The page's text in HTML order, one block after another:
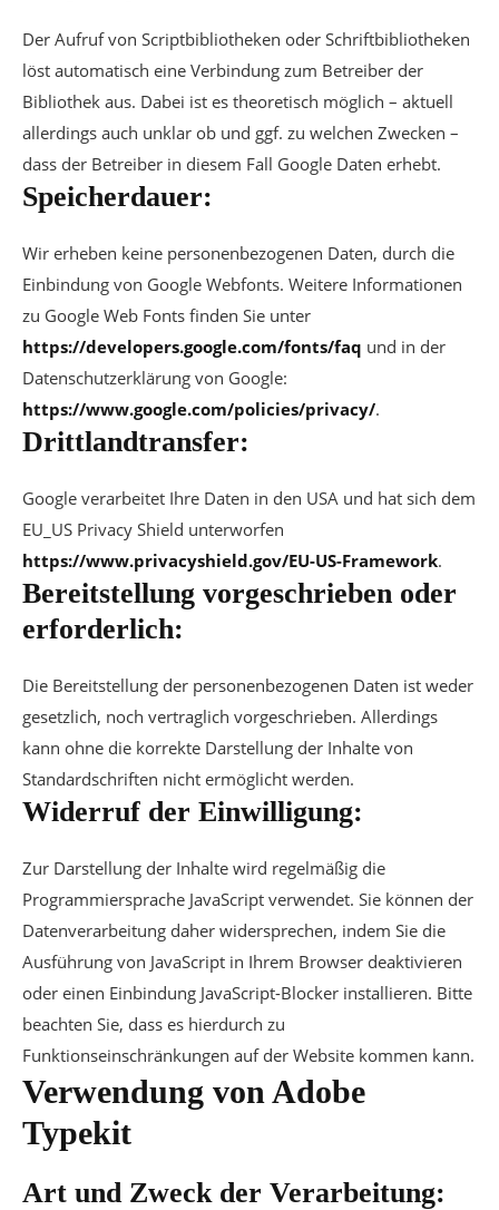
Der Aufruf von Scriptbibliotheken oder Schriftbibliotheken
löst automatisch eine Verbindung zum Betreiber der
Bibliothek aus. Dabei ist es theoretisch möglich – aktuell
allerdings auch unklar ob und ggf. zu welchen Zwecken –
dass der Betreiber in diesem Fall Google Daten erhebt.
Speicherdauer:
Wir erheben keine personenbezogenen Daten, durch die
Einbindung von Google Webfonts. Weitere Informationen
zu Google Web Fonts finden Sie unter
https://developers.google.com/fonts/faq und in der
Datenschutzerklärung von Google:
https://www.google.com/policies/privacy/.
Drittlandtransfer:
Google verarbeitet Ihre Daten in den USA und hat sich dem
EU_US Privacy Shield unterworfen
https://www.privacyshield.gov/EU-US-Framework.
Bereitstellung vorgeschrieben oder
erforderlich:
Die Bereitstellung der personenbezogenen Daten ist weder
gesetzlich, noch vertraglich vorgeschrieben. Allerdings
kann ohne die korrekte Darstellung der Inhalte von
Standardschriften nicht ermöglicht werden.
Widerruf der Einwilligung:
Zur Darstellung der Inhalte wird regelmäßig die
Programmiersprache JavaScript verwendet. Sie können der
Datenverarbeitung daher widersprechen, indem Sie die
Ausführung von JavaScript in Ihrem Browser deaktivieren
oder einen Einbindung JavaScript-Blocker installieren. Bitte
beachten Sie, dass es hierdurch zu
Funktionseinschränkungen auf der Website kommen kann.
Verwendung von Adobe
Typekit
Art und Zweck der Verarbeitung: